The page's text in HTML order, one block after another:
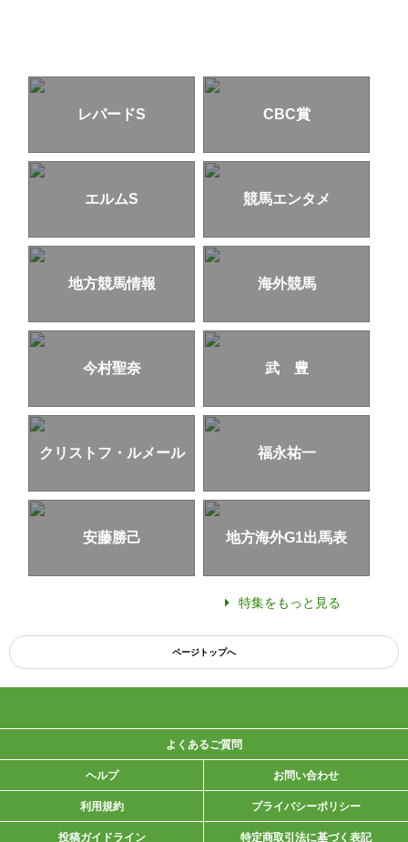
レパードS CBC賞
エルムS 競馬エンタメ
地方競馬情報 海外競馬
今村聖奈 武 豊
クリストフ・ルメール 福永祐一
安藤勝己 地方海外G1出馬表
特集をもっと見る
ページトップへ
よくあるご質問
ヘルプ お問い合わせ
利用規約 プライバシーポリシー
投稿ガイドライン 特定商取引法に基づく表記